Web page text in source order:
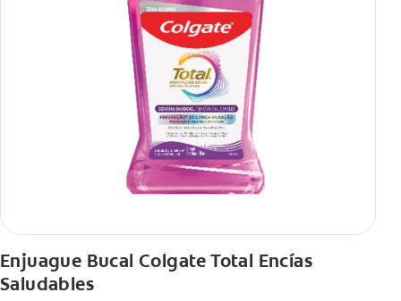
Enjuague Bucal Colgate Total Encías
Saludables